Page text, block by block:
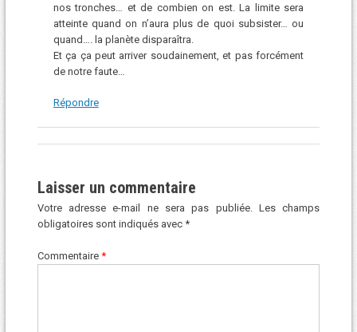
nos tronches… et de combien on est. La limite sera
atteinte quand on n’aura plus de quoi subsister… ou
quand…. la planète disparaîtra.
Et ça ça peut arriver soudainement, et pas forcément
de notre faute…
Répondre
Laisser un commentaire
Votre adresse e-mail ne sera pas publiée. Les champs
obligatoires sont indiqués avec *
Commentaire *